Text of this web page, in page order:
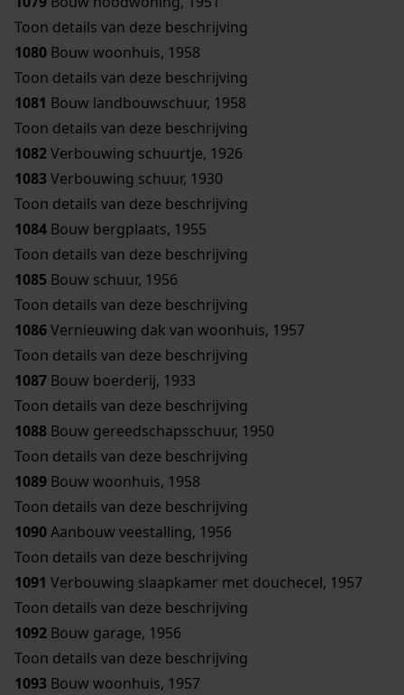
Toon details van deze beschrijving
1080 Bouw woonhuis, 1958
Toon details van deze beschrijving
1081 Bouw landbouwschuur, 1958
Toon details van deze beschrijving
1082Verbouwing schuurtje, 1926
1083Verbouwing schuur, 1930
Toon details van deze beschrijving
1084 Bouw bergplaats, 1955
Toon details van deze beschrijving
1085 Bouw schuur, 1956
Toon details van deze beschrijving
1086Vernieuwing dak van woonhuis, 1957
Toon details van deze beschrijving
1087 Bouw boerderij, 1933
Toon details van deze beschrijving
1088 Bouw gereedschapsschuur, 1950
Toon details van deze beschrijving
1089 Bouw woonhuis, 1958
Toon details van deze beschrijving
1090Aanbouw veestalling, 1956
Toon details van deze beschrijving
1091 Verbouwing slaapkamer met douchecel, 1957
Toon details van deze beschrijving
1092 Bouw garage, 1956
Toon details van deze beschrijving
1093 Bouw woonhuis, 1957